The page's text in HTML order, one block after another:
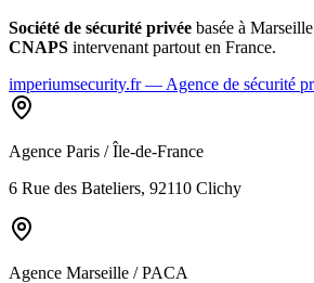
Société de sécurité privée basée à
CNAPS intervenant partout en France.
imperiumsecurity.fr — Agence de sécurité
Agence Paris / Île-de-France
6 Rue des Bateliers, 92110 Clichy
Agence Marseille / PACA